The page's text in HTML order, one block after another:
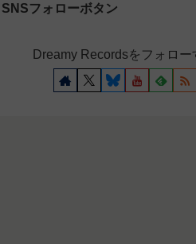
SNSフォローボタン
Dreamy Recordsをフォロー